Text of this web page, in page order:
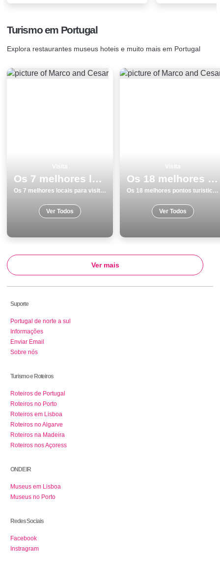
Turismo em Portugal
Explora restaurantes museus hoteis e muito mais em Portugal
Os 7 melhores locais para visitar em Torres Vedras
Os 7 melhores locais para visitar em Torres Vedras
Ver Todos
Os 18 melhores pontos turisticos para visitar em Monumentos Portalegre
Os 18 melhores pontos turisticos para visitar em Monumentos Portalegre
Ver Todos
Ver mais
Suporte
Portugal de norte a sul
Informações
Enviar Email
Sobre nós
Turismo e Roteiros
Roteiros de Portugal
Roteiros no Porto
Roteiros em Lisboa
Roteiros no Algarve
Roteiros na Madeira
Roteiros nos Açoress
ONDE IR
Museus em Lisboa
Museus no Porto
Redes Sociais
Facebook
Instragram